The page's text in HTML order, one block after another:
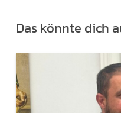
Das könnte dich